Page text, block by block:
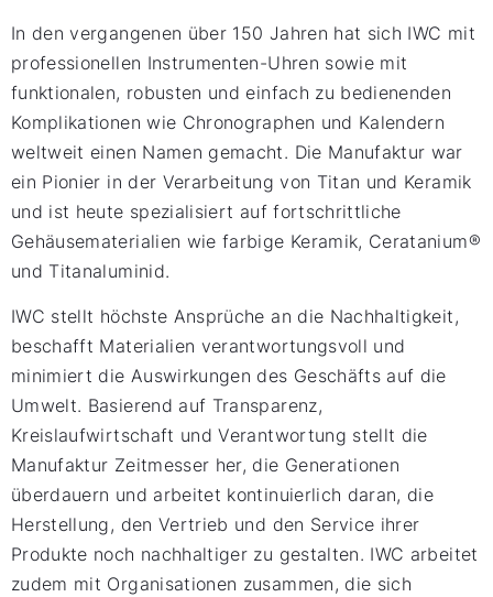
In den vergangenen über 150 Jahren hat sich IWC mit
professionellen Instrumenten-Uhren sowie mit
funktionalen, robusten und einfach zu bedienenden
Komplikationen wie Chronographen und Kalendern
weltweit einen Namen gemacht. Die Manufaktur war
ein Pionier in der Verarbeitung von Titan und Keramik
und ist heute spezialisiert auf fortschrittliche
Gehäusematerialien wie farbige Keramik, Ceratanium®
und Titanaluminid.
IWC stellt höchste Ansprüche an die Nachhaltigkeit,
beschafft Materialien verantwortungsvoll und
minimiert die Auswirkungen des Geschäfts auf die
Umwelt. Basierend auf Transparenz,
Kreislaufwirtschaft und Verantwortung stellt die
Manufaktur Zeitmesser her, die Generationen
überdauern und arbeitet kontinuierlich daran, die
Herstellung, den Vertrieb und den Service ihrer
Produkte noch nachhaltiger zu gestalten. IWC arbeitet
zudem mit Organisationen zusammen, die sich